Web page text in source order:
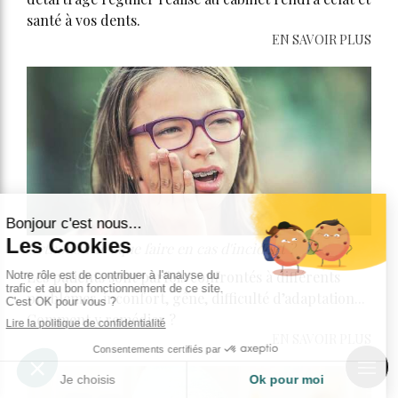
santé à vos dents.
EN SAVOIR PLUS
Orthodontie : que faire en cas d'incident ?
Les patients sont parfois confrontés à différents
problèmes, inconfort, gêne, difficulté d’adaptation...
Comment y remédier ?